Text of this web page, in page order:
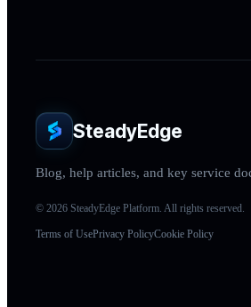
SteadyEdge
Blog, help articles, and key service
© 2026 SteadyEdge Platform. All rights reserved.
Terms of UsePrivacy PolicyCookie Policy